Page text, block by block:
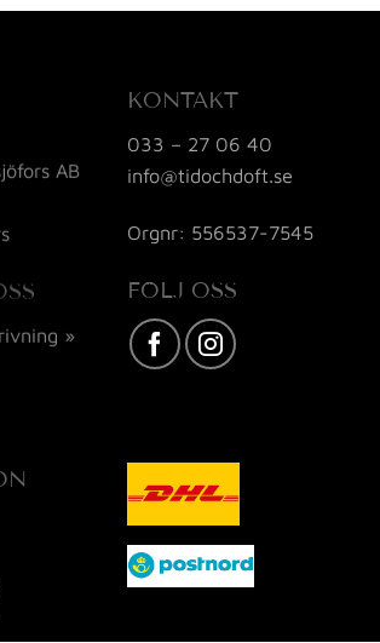
AB
»
KONTAKT
033 – 27 06 40
info@tidochdoft.se
Orgnr: 556537-7545
FÖLJ OSS